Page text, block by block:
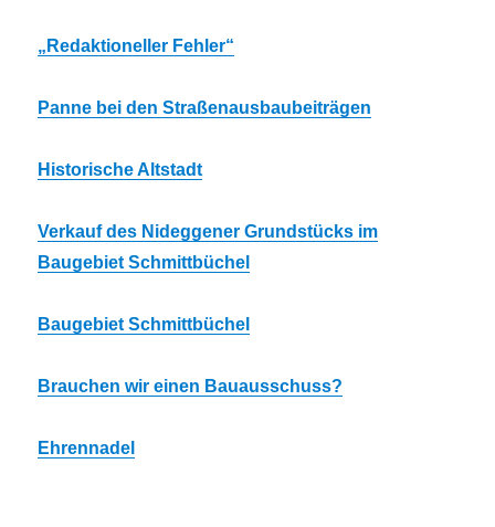
„Redaktioneller Fehler“
Panne bei den Straßenausbaubeiträgen
Historische Altstadt
Verkauf des Nideggener Grundstücks im
Baugebiet Schmittbüchel
Baugebiet Schmittbüchel
Brauchen wir einen Bauausschuss?
Ehrennadel